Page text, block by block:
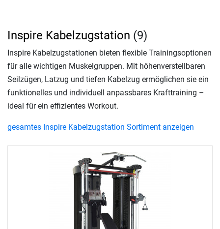
Inspire Kabelzugstation (9)
Inspire Kabelzugstationen bieten flexible Trainingsoptionen
für alle wichtigen Muskelgruppen. Mit höhenverstellbaren
Seilzügen, Latzug und tiefen Kabelzug ermöglichen sie ein
funktionelles und individuell anpassbares Krafttraining –
ideal für ein effizientes Workout.
gesamtes Inspire Kabelzugstation Sortiment anzeigen